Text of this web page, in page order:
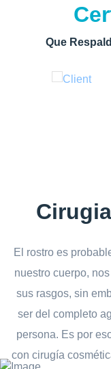
Que
Cirugia
El rostro es
nuestro cuerpo,
sus rasgos, sin
ser del completo
persona. Es por
con cirugía